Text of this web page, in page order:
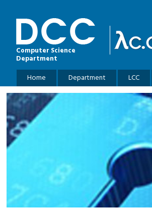
Computer Science
Department
Main menu
Home Department LCC